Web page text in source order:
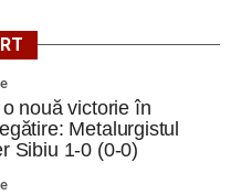
o nouă victorie în
Metalurgistul
Sibiu 1-0 (0-0)